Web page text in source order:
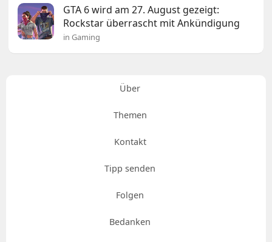
GTA 6 wird am 27. August gezeigt:
Rockstar überrascht mit Ankündigung
in Gaming
Über
Themen
Kontakt
Tipp senden
Folgen
Bedanken